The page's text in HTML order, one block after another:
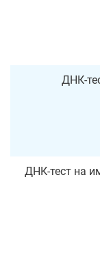
ДНК-
ДНК-тест на